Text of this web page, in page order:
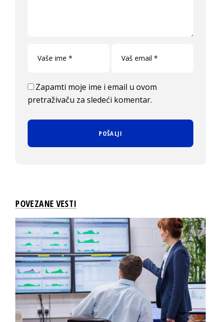
Zapamti moje ime i email u ovom
pretraživaču za sledeći komentar.
POVEZANE VESTI